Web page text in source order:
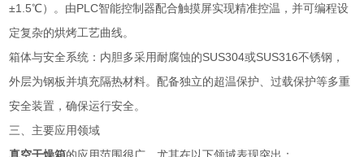
±1.5℃）。由PLC智能控制器配合触摸屏实现精准控温，并可编程设
定复杂的烘烤工艺曲线。
箱体与安全系统：内胆多采用耐腐蚀的SUS304或SUS316不锈钢，
外层为钢板并填充隔热材料。配备独立的超温保护、过载保护等多重
安全装置，确保运行安全。
三、主要应用领域